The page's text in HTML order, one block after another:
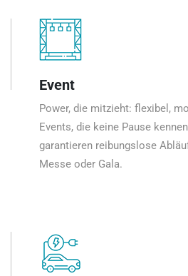
Event
Power, die mitzieht: flexibel,
Events, die keine Pause
garantieren reibungslose
Messe oder Gala.